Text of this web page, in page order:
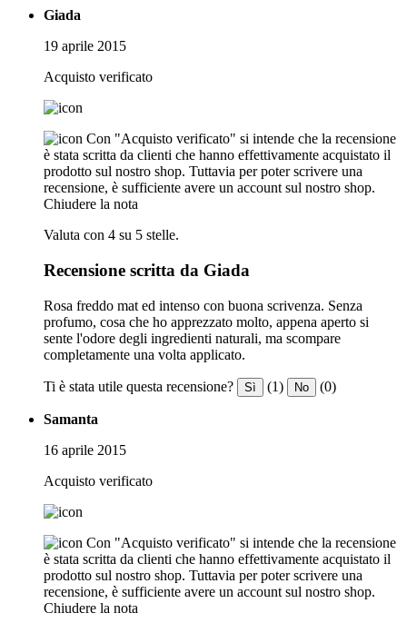
Giada
19 aprile 2015
Acquisto verificato
Con "Acquisto verificato" si intende che la recensione
è stata scritta da clienti che hanno effettivamente acquistato il
prodotto sul nostro shop. Tuttavia per poter scrivere una
recensione, è sufficiente avere un account sul nostro shop.
Chiudere la nota
Valuta con 4 su 5 stelle.
Recensione scritta da Giada
Rosa freddo mat ed intenso con buona scrivenza. Senza
profumo, cosa che ho apprezzato molto, appena aperto si
sente l'odore degli ingredienti naturali, ma scompare
completamente una volta applicato.
Ti è stata utile questa recensione? Sì (1) No (0)
Samanta
16 aprile 2015
Acquisto verificato
Con "Acquisto verificato" si intende che la recensione
è stata scritta da clienti che hanno effettivamente acquistato il
prodotto sul nostro shop. Tuttavia per poter scrivere una
recensione, è sufficiente avere un account sul nostro shop.
Chiudere la nota